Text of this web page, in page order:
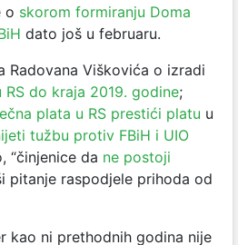
o skorom formiranju Doma
dato još u februaru.
Radovana Viškovića o izradi
RS do kraja 2019. godine;
plata u RS prestići platu u
tužbu protiv FBiH i UIO
“činjenice da ne postoji
pitanje raspodjele prihoda od
kao ni prethodnih godina nije